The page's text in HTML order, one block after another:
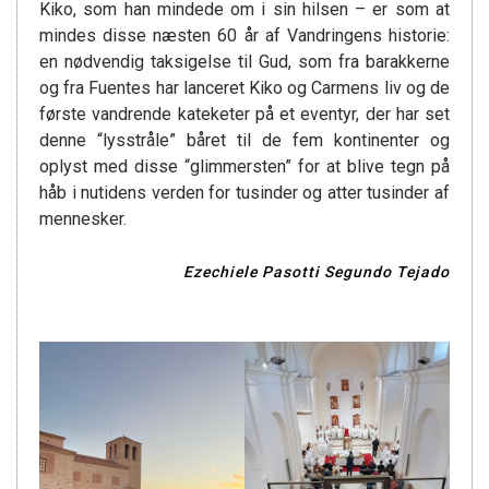
Kiko, som han mindede om i sin hilsen – er som at
mindes disse næsten 60 år af Vandringens historie:
en nødvendig taksigelse til Gud, som fra barakkerne
og fra Fuentes har lanceret Kiko og Carmens liv og de
første vandrende kateketer på et eventyr, der har set
denne “lysstråle” båret til de fem kontinenter og
oplyst med disse “glimmersten” for at blive tegn på
håb i nutidens verden for tusinder og atter tusinder af
mennesker.
Ezechiele Pasotti Segundo Tejado